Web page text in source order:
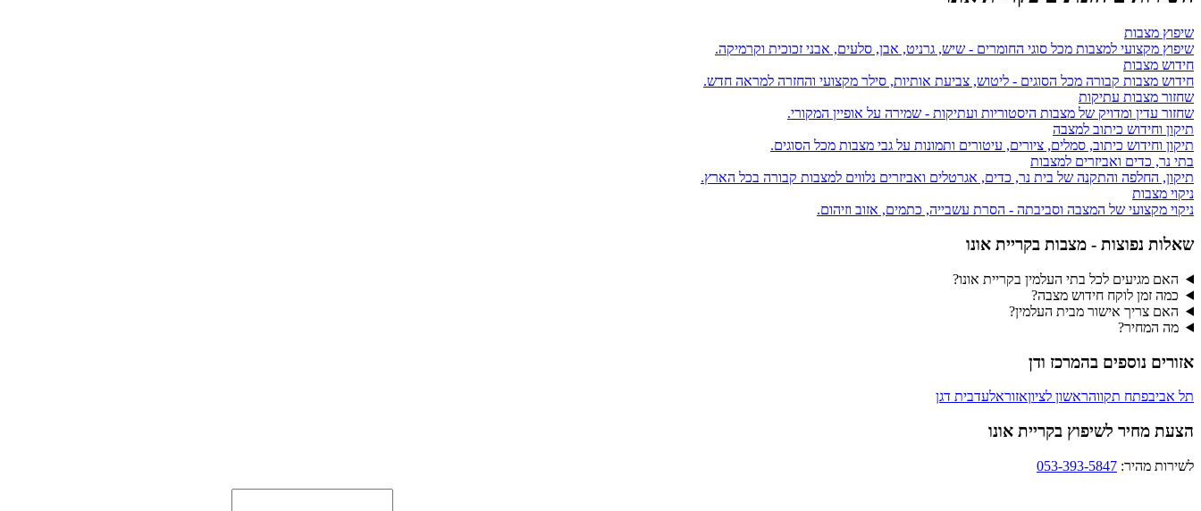
שיפוץ מצבות
שיפוץ מקצועי למצבות מכל סוגי החומרים - שיש, גרניט, אבן, סלעים, אבני זכוכית וקרמיקה.
חידוש מצבות
חידוש מצבות קבורה מכל הסוגים - ליטוש, צביעת אותיות, סילר מקצועי והחזרה למראה חדש.
שחזור מצבות עתיקות
שחזור עדין ומדויק של מצבות היסטוריות ועתיקות - שמירה על אופיין המקורי.
תיקון וחידוש כיתוב למצבה
תיקון וחידוש כיתוב, סמלים, ציורים, עיטורים ותמונות על גבי מצבות מכל הסוגים.
בתי נר, כדים ואביזרים למצבות
תיקון, החלפה והתקנה של בית נר, כדים, אגרטלים ואביזרים נלווים למצבות קבורה בכל הארץ.
ניקוי מצבות
ניקוי מקצועי של המצבה וסביבתה - הסרת עשבייה, כתמים, אזוב וזיהום.
שאלות נפוצות - מצבות בקריית אונו
האם מגיעים לכל בתי העלמין בקריית אונו?
כמה זמן לוקח חידוש מצבה?
האם צריך אישור מבית העלמין?
מה המחיר?
אזורים נוספים בהמרכז ודן
תל אביבפתח תקווהראשון לציוןאזוראלעדבית דגן
הצעת מחיר לשיפוץ בקריית אונו
לשירות מהיר: 053-393-5847